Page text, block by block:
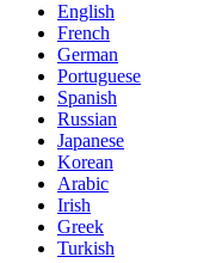
English
French
German
Portuguese
Spanish
Russian
Japanese
Korean
Arabic
Irish
Greek
Turkish